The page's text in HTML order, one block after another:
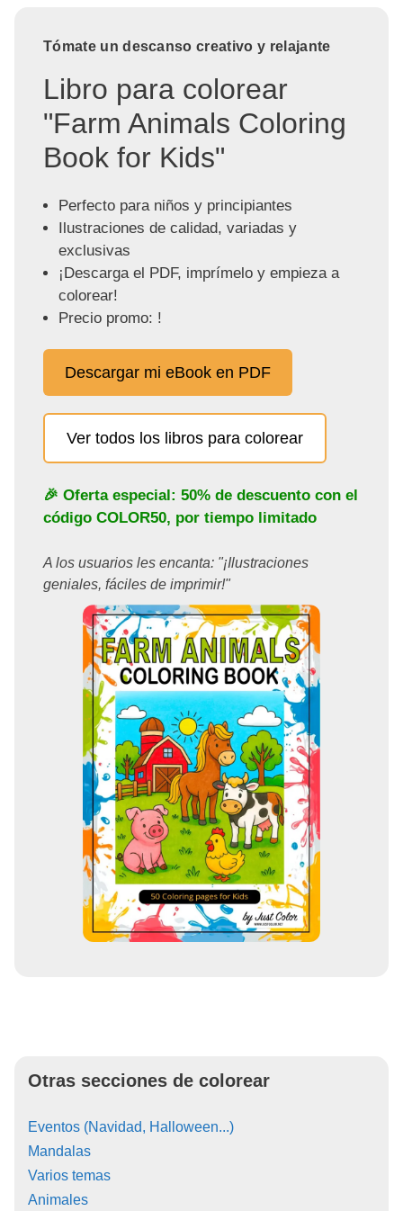
Tómate un descanso creativo y relajante
Libro para colorear
"Farm Animals Coloring
Book for Kids"
Perfecto para niños y principiantes
Ilustraciones de calidad, variadas y
exclusivas
¡Descarga el PDF, imprímelo y empieza a
colorear!
Precio promo: !
Descargar mi eBook en PDF
Ver todos los libros para colorear
🎉 Oferta especial: 50% de descuento con el
código COLOR50, por tiempo limitado
A los usuarios les encanta: "¡Ilustraciones
geniales, fáciles de imprimir!"
Otras secciones de colorear
Eventos (Navidad, Halloween...)
Mandalas
Varios temas
Animales